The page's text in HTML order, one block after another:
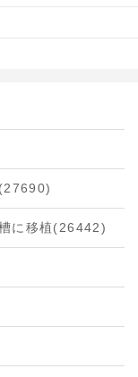
(27690)
に移植(26442)